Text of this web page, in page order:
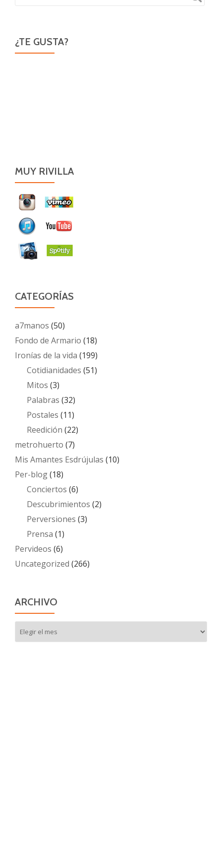
¿TE GUSTA?
MUY RIVILLA
CATEGORÍAS
a7manos (50)
Fondo de Armario (18)
Ironías de la vida (199)
Cotidianidades (51)
Mitos (3)
Palabras (32)
Postales (11)
Reedición (22)
metrohuerto (7)
Mis Amantes Esdrújulas (10)
Per-blog(18)
Conciertos (6)
Descubrimientos (2)
Perversiones (3)
Prensa (1)
Pervideos (6)
Uncategorized (266)
ARCHIVO